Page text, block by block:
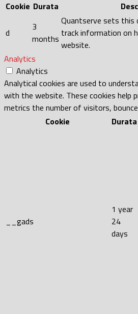
Cookie Durata
d
3
months
Quantserve sets this
track information on
website.
Analytics
Analytics
Analytical cookies are used to
with the website. These cookies help
metrics the number of visitors,
Cookie
Durata
__gads
1 year
24
days